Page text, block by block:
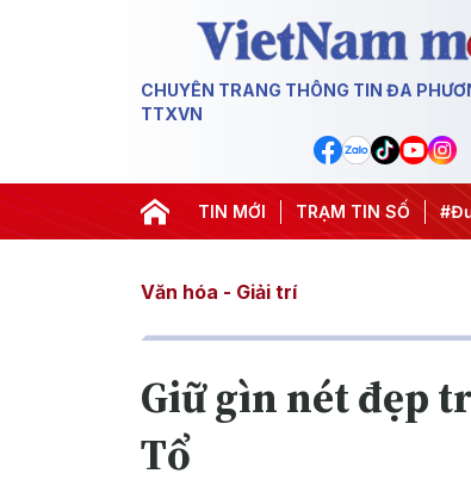
CHUYÊN TRANG THÔNG TIN ĐA
TTXVN
TIN MỚI TRẠM TIN SỐ
#Hội nghị Trung ương 3
Văn hóa - Giải trí
Giữ gìn nét đẹp
Tổ